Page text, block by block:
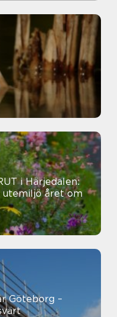
i Härjedalen:
utemiljö året om
Göteborg –